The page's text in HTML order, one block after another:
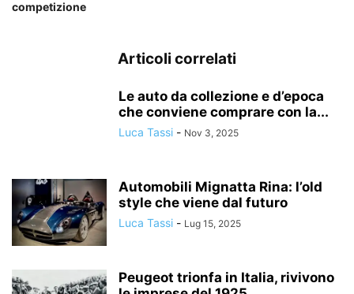
competizione
Articoli correlati
Le auto da collezione e d’epoca
che conviene comprare con la...
Luca Tassi - Nov 3, 2025
Automobili Mignatta Rina: l’old
style che viene dal futuro
Luca Tassi - Lug 15, 2025
Peugeot trionfa in Italia, rivivono